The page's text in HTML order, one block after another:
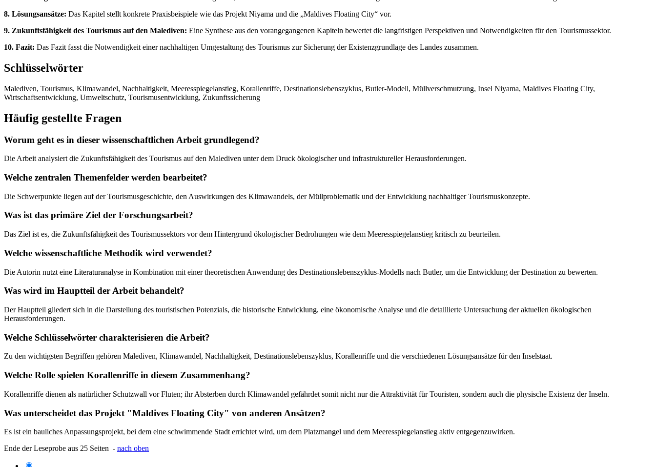
8. Lösungsansätze: Das Kapitel stellt konkrete Praxisbeispiele wie das Projekt Niyama und die „Maldives Floating City“ vor.
9. Zukunftsfähigkeit des Tourismus auf den Malediven: Eine Synthese aus den vorangegangenen Kapiteln bewertet die langfristigen Perspektiven und Notwendigkeiten für den Tourismussektor.
10. Fazit: Das Fazit fasst die Notwendigkeit einer nachhaltigen Umgestaltung des Tourismus zur Sicherung der Existenzgrundlage des Landes zusammen.
Schlüsselwörter
Malediven, Tourismus, Klimawandel, Nachhaltigkeit, Meeresspiegelanstieg, Korallenriffe, Destinationslebenszyklus, Butler-Modell, Müllverschmutzung, Insel Niyama, Maldives Floating City,
Wirtschaftsentwicklung, Umweltschutz, Tourismusentwicklung, Zukunftssicherung
Häufig gestellte Fragen
Worum geht es in dieser wissenschaftlichen Arbeit grundlegend?
Die Arbeit analysiert die Zukunftsfähigkeit des Tourismus auf den Malediven unter dem Druck ökologischer und infrastruktureller Herausforderungen.
Welche zentralen Themenfelder werden bearbeitet?
Die Schwerpunkte liegen auf der Tourismusgeschichte, den Auswirkungen des Klimawandels, der Müllproblematik und der Entwicklung nachhaltiger Tourismuskonzepte.
Was ist das primäre Ziel der Forschungsarbeit?
Das Ziel ist es, die Zukunftsfähigkeit des Tourismussektors vor dem Hintergrund ökologischer Bedrohungen wie dem Meeresspiegelanstieg kritisch zu beurteilen.
Welche wissenschaftliche Methodik wird verwendet?
Die Autorin nutzt eine Literaturanalyse in Kombination mit einer theoretischen Anwendung des Destinationslebenszyklus-Modells nach Butler, um die Entwicklung der Destination zu bewerten.
Was wird im Hauptteil der Arbeit behandelt?
Der Hauptteil gliedert sich in die Darstellung des touristischen Potenzials, die historische Entwicklung, eine ökonomische Analyse und die detaillierte Untersuchung der aktuellen ökologischen
Herausforderungen.
Welche Schlüsselwörter charakterisieren die Arbeit?
Zu den wichtigsten Begriffen gehören Malediven, Klimawandel, Nachhaltigkeit, Destinationslebenszyklus, Korallenriffe und die verschiedenen Lösungsansätze für den Inselstaat.
Welche Rolle spielen Korallenriffe in diesem Zusammenhang?
Korallenriffe dienen als natürlicher Schutzwall vor Fluten; ihr Absterben durch Klimawandel gefährdet somit nicht nur die Attraktivität für Touristen, sondern auch die physische Existenz der Inseln.
Was unterscheidet das Projekt "Maldives Floating City" von anderen Ansätzen?
Es ist ein bauliches Anpassungsprojekt, bei dem eine schwimmende Stadt errichtet wird, um dem Platzmangel und dem Meeresspiegelanstieg aktiv entgegenzuwirken.
Ende der Leseprobe aus 25 Seiten - nach oben